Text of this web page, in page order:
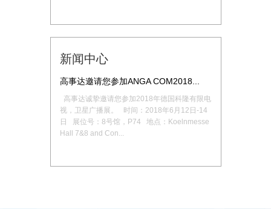
新闻中心
高事达邀请您参加ANGA COM2018...
高事达诚挚邀请您参加2018年德国科隆有限电
视，卫星广播展。 时间：2018年6月12日-14
日 展位号：8号馆，P74 地点：Koelnmesse
Hall 7&8 and Con...